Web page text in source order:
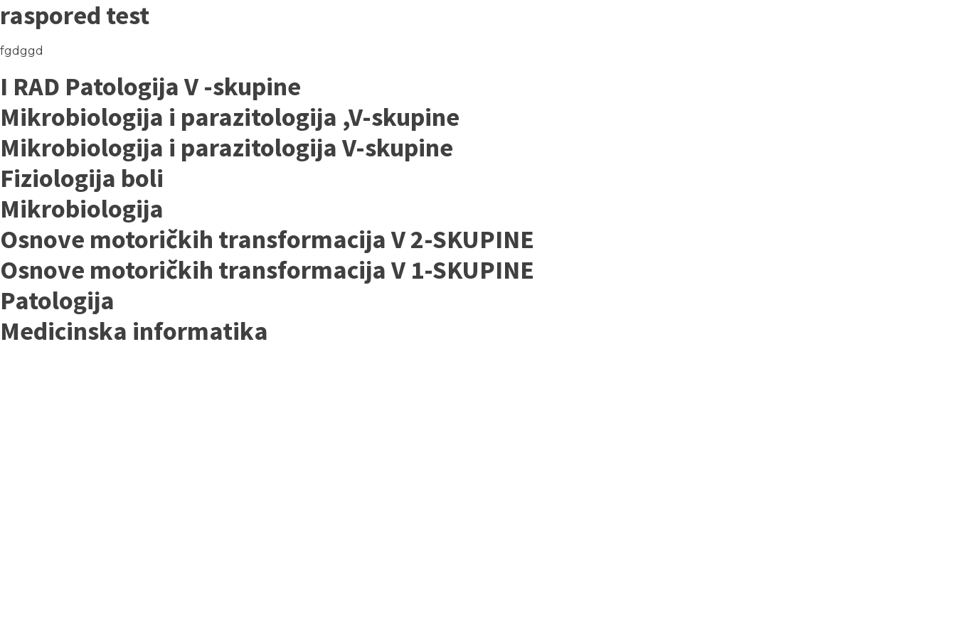
raspored test
fgdggd
I RAD Patologija V -skupine
Mikrobiologija i parazitologija ,V-skupine
Mikrobiologija i parazitologija V-skupine
Fiziologija boli
Mikrobiologija
Osnove motoričkih transformacija V 2-SKUPINE
Osnove motoričkih transformacija V 1-SKUPINE
Patologija
Medicinska informatika